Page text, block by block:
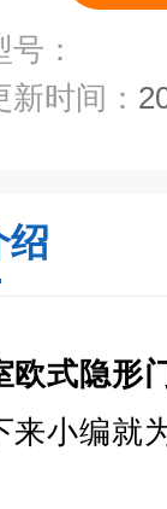
号：
新时间：
绍
欧式隐形
来小编就